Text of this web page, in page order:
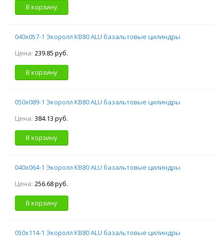
В корзину
040х057-1 Экоролл КВ80 ALU базальтовые цилиндры
Цена: 239.85 руб.
В корзину
050х089-1 Экоролл КВ80 ALU базальтовые цилиндры
Цена: 384.13 руб.
В корзину
040х064-1 Экоролл КВ80 ALU базальтовые цилиндры
Цена: 256.68 руб.
В корзину
050х114-1 Экоролл КВ80 ALU базальтовые цилиндры